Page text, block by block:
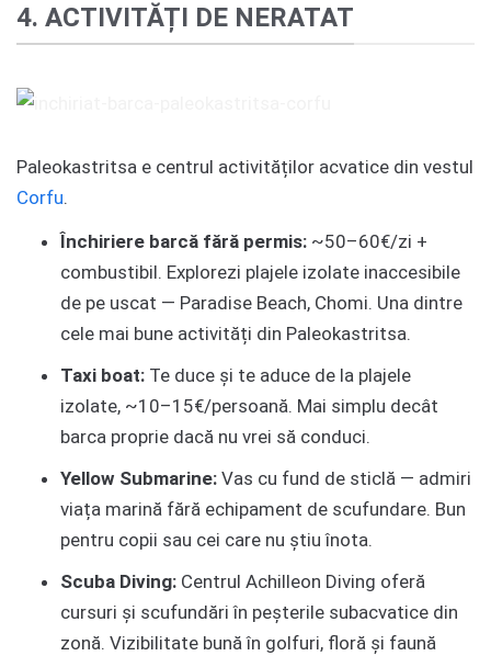
4. ACTIVITĂȚI DE NERATAT
Paleokastritsa e centrul activităților acvatice din vestul
Corfu.
Închiriere barcă fără permis: ~50–60€/zi +
combustibil. Explorezi plajele izolate inaccesibile
de pe uscat — Paradise Beach, Chomi. Una dintre
cele mai bune activități din Paleokastritsa.
Taxi boat: Te duce și te aduce de la plajele
izolate, ~10–15€/persoană. Mai simplu decât
barca proprie dacă nu vrei să conduci.
Yellow Submarine: Vas cu fund de sticlă — admiri
viața marină fără echipament de scufundare. Bun
pentru copii sau cei care nu știu înota.
Scuba Diving: Centrul Achilleon Diving oferă
cursuri și scufundări în peșterile subacvatice din
zonă. Vizibilitate bună în golfuri, floră și faună